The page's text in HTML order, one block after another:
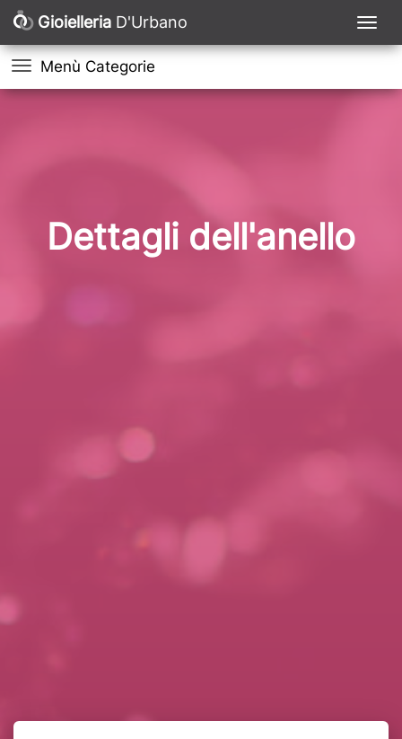
Gioielleria D'Urbano
Menù Categorie
Dettagli dell'anello